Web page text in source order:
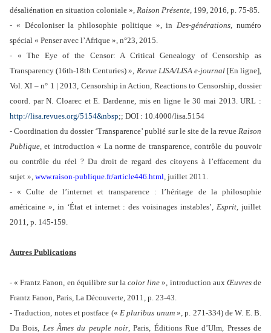
désaliénation en situation coloniale », Raison Présente, 199, 2016, p. 75-85.
- « Décoloniser la philosophie politique », inDes-générations, numéro
spécial « Penser avec l’Afrique », n°23, 2015.
- « The Eye of the Censor: A Critical Genealogy of Censorship as
Transparency (16th-18th Centuries) », Revue LISA/LISA e-journal[En ligne],
Vol. XI – n° 1 | 2013, Censorship in Action, Reactions to Censorship, dossier
coord. par N. Cloarec et E. Dardenne, mis en ligne le 30 mai 2013. URL :
http://lisa.revues.org/5154&nbsp;; DOI : 10.4000/lisa.5154
- Coordination du dossier ‘Transparence’ publié sur le site de la revue Raison
Publique, et introduction « La norme de transparence, contrôle du pouvoir
ou contrôle du réel ? Du droit de regard des citoyens à l’effacement du
sujet », www.raison-publique.fr/article446.html, juillet 2011.
- « Culte de l’internet et transparence : l’héritage de la philosophie
américaine », in ‘État et internet : des voisinages instables’,Esprit, juillet
2011, p. 145-159.
Autres Publications
- « Frantz Fanon, en équilibre sur lacolor line», introduction aux Œuvresde
Frantz Fanon, Paris, La Découverte, 2011, p. 23-43.
- Traduction, notes et postface (« E pluribus unum », p. 271-334) de W. E. B.
Du Bois, Les Âmes du peuple noir, Paris, Éditions Rue d’Ulm, Presses de